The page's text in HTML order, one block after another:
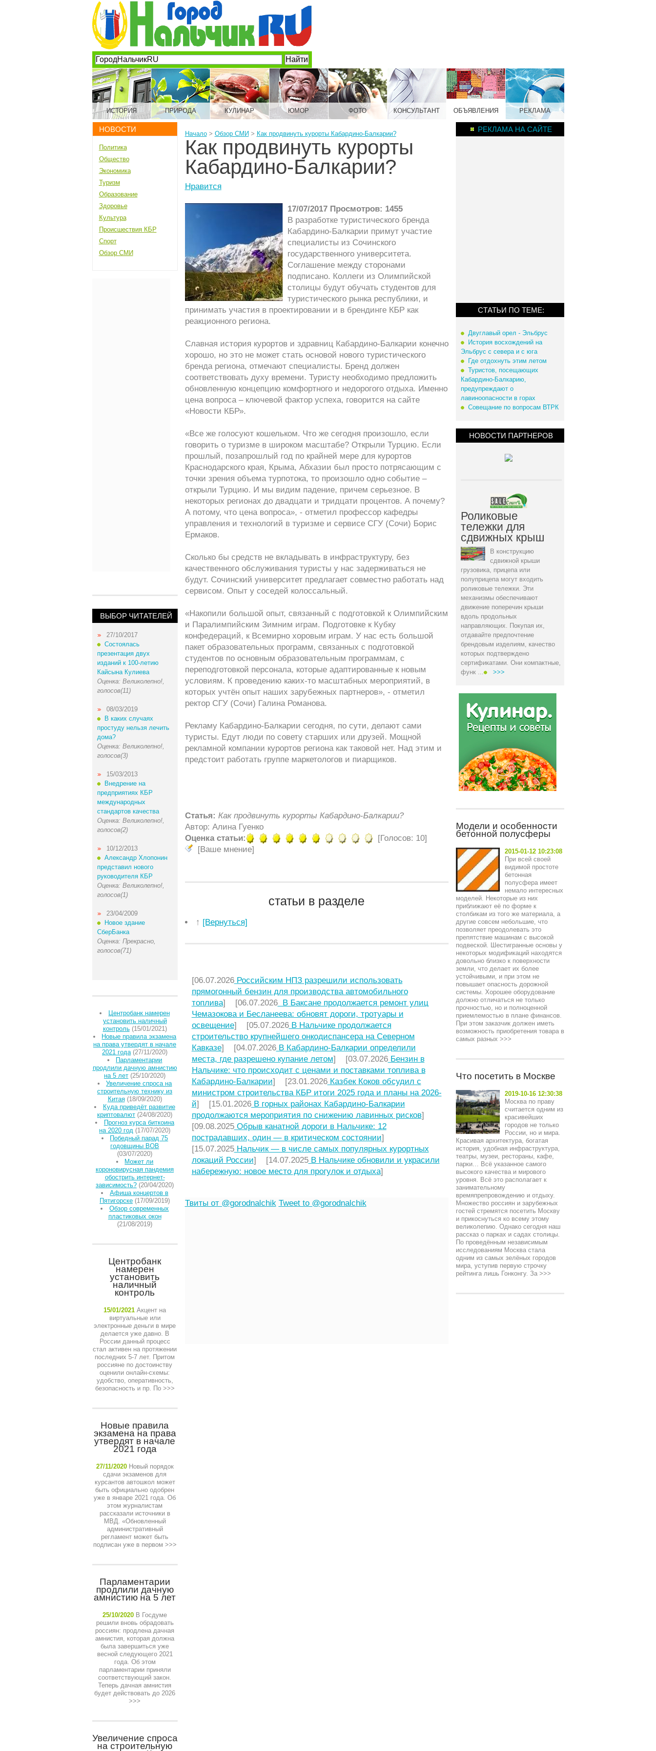
ИСТОРИЯ ПРИРОДА КУЛИНАР ЮМОР ФОТО КОНСУЛЬТАНТ ОБЪЯВЛЕНИЯ РЕКЛАМА
НОВОСТИ
Политика
Общество
Экономика
Туризм
Образование
Здоровье
Культура
Происшествия КБР
Спорт
Обзор СМИ
ВЫБОР ЧИТАТЕЛЕЙ
27/10/2017
Состоялась
презентация двух
изданий к 100-летию
Кайсына Кулиева
Оценка: Великолепно!,
голосов(11)
08/03/2019
В каких случаях
простуду нельзя лечить
дома?
Оценка: Великолепно!,
голосов(3)
15/03/2013
Внедрение на
предприятиях КБР
международных
стандартов качества
Оценка: Великолепно!,
голосов(2)
10/12/2013
Александр Хлопонин
представил нового
руководителя КБР
Оценка: Великолепно!,
голосов(1)
23/04/2009
Новое здание
СберБанка
Оценка: Прекрасно,
голосов(71)
Центробанк намерен
установить наличный
контроль(15/01/2021)
Новые правила экзамена
на права утвердят в начале
2021 года(27/11/2020)
Парламентарии
продлили дачную амнистию
на 5 лет (25/10/2020)
Увеличение спроса на
строительную технику из
Китая(18/09/2020)
Куда приведёт развитие
криптовалют (24/08/2020)
Прогноз курса биткоина
на 2020 год (17/07/2020)
Победный парад 75
годовщины ВОВ
(03/07/2020)
Может ли
короновирусная пандемия
обострить интернет-
зависимость? (20/04/2020)
Афиша концертов в
Пятигорске (17/09/2019)
Обзор современных
пластиковых окон
(21/08/2019)
Центробанк
намерен
установить
наличный
контроль
15/01/2021 Акцент на
виртуальные или
электронные деньги в мире
делается уже давно. В
России данный процесс
стал активен на протяжении
последних 5-7 лет. Притом
россияне по достоинству
оценили онлайн-схемы:
удобство, оперативность,
безопасность и пр. По>>>
Новые правила
экзамена на права
утвердят в начале
2021 года
27/11/2020 Новый порядок
сдачи экзаменов для
курсантов автошкол может
быть официально одобрен
уже в январе 2021 года. Об
этом журналистам
рассказали источники в
МВД. «Обновленный
административный
регламент может быть
подписан уже в первом >>>
Парламентарии
продлили дачную
амнистию на 5 лет
25/10/2020 В Госдуме
решили вновь обрадовать
россиян: продлена дачная
амнистия, которая должна
была завершиться уже
весной следующего 2021
года. Об этом
парламентарии приняли
соответствующий закон.
Теперь дачная амнистия
будет действовать до 2026
>>>
Увеличение спроса
на строительную
Начало> Обзор СМИ > Как продвинуть курорты Кабардино-Балкарии?
Как продвинуть курорты
Кабардино-Балкарии?
Нравится
17/07/2017 Просмотров: 1455
В разработке туристического бренда
Кабардино-Балкарии примут участие
специалисты из Сочинского
государственного университета.
Соглашение между сторонами
подписано. Коллеги из Олимпийской
столицы будут обучать студентов для
туристического рынка республики, и
принимать участия в проектировании и в брендинге КБР как
реакционного региона.
Славная история курортов и здравниц Кабардино-Балкарии конечно
хорошо, но это не может стать основой нового туристического
бренда региона, отмечают специалисты. Бренд должен
соответствовать духу времени. Туристу необходимо предложить
обновленную концепцию комфортного и недорогого отдыха. Именно
цена вопроса – ключевой фактор успеха, говорится на сайте
«Новости КБР».
«Все же голосуют кошельком. Что же сегодня произошло, если
говорить о туризме в широком масштабе? Открыли Турцию. Если
прошлый, позапрошлый год по крайней мере для курортов
Краснодарского края, Крыма, Абхазии был просто потрясающим с
точки зрения объема турпотока, то произошло одно событие –
открыли Турцию. И мы видим падение, причем серьезное. В
некоторых регионах до двадцати и тридцати процентов. А почему?
А потому, что цена вопроса», - отметил профессор кафедры
управления и технологий в туризме и сервисе СГУ (Сочи) Борис
Ермаков.
Сколько бы средств не вкладывать в инфраструктуру, без
качественного обслуживания туристы у нас задерживаться не
будут. Сочинский университет предлагает совместно работать над
сервисом. Опыт у соседей колоссальный.
«Накопили большой опыт, связанный с подготовкой к Олимпийским
и Паралимпийским Зимним играм. Подготовке к Кубку
конфедераций, к Всемирно хоровым играм. У нас есть большой
пакет образовательных программ, связанных с подготовкой
студентов по основным образовательным программам, с
переподготовкой персонала, которые адаптированные к новым
условиям. К проведению каких-то масштабных мероприятий, в
которых учтён опыт наших зарубежных партнеров», - отметил
ректор СГУ (Сочи) Галина Романова.
Рекламу Кабардино-Балкарии сегодня, по сути, делают сами
туристы. Едут люди по совету старших или друзей. Мощной
рекламной компании курортов региона как таковой нет. Над этим и
предстоит работать группе маркетологов и пиарщиков.
Статья: Как продвинуть курорты Кабардино-Балкарии?
Автор: Алина Гуенко
Оценка статьи:
[Голосов: 10]
[Ваше мнение]
статьи в разделе
↑ [Вернуться]
[06.07.2026Российским НПЗ разрешили использовать
прямогонный бензин для производства автомобильного
топлива] [06.07.2026В Баксане продолжается ремонт улиц
Чемазокова и Бесланеева: обновят дороги, тротуары и
освещение] [05.07.2026В Нальчике продолжается
строительство крупнейшего онкодиспансера на Северном
Кавказе] [04.07.2026В Кабардино-Балкарии определили
места, где разрешено купание летом] [03.07.2026Бензин в
Нальчике: что происходит с ценами и поставками топлива в
Кабардино-Балкарии] [23.01.2026Казбек Коков обсудил с
министром строительства КБР итоги 2025 года и планы на 2026-
й] [15.01.2026В горных районах Кабардино-Балкарии
продолжаются мероприятия по снижению лавинных рисков]
[09.08.2025Обрыв канатной дороги в Нальчике: 12
пострадавших, один — в критическом состоянии]
[15.07.2025Нальчик — в числе самых популярных курортных
локаций России] [14.07.2025В Нальчике обновили и украсили
набережную: новое место для прогулок и отдыха]
Твиты от @gorodnalchik Tweet to @gorodnalchik
РЕКЛАМА НА САЙТЕ
СТАТЬИ ПО ТЕМЕ:
Двуглавый орел - Эльбрус
История восхождений на
Эльбрус с севера и с юга
Где отдохнуть этим летом
Туристов, посещающих
Кабардино-Балкарию,
предупреждают о
лавиноопасности в горах
Совещание по вопросам ВТРК
НОВОСТИ ПАРТНЕРОВ
Роликовые
тележки для
сдвижных крыш
В конструкцию
сдвижной крыши
грузовика, прицепа или
полуприцепа могут входить
роликовые тележки. Эти
механизмы обеспечивают
движение поперечин крыши
вдоль продольных
направляющих. Покупая их,
отдавайте предпочтение
брендовым изделиям, качество
которых подтверждено
сертификатами. Они компактные,
функ ...
>>>
Модели и особенности
бетонной полусферы
2015-01-12 10:23:08
При всей своей
видимой простоте
бетонная
полусфера имеет
немало интересных
моделей. Некоторые из них
приближают её по форме к
столбикам из того же материала, а
другие совсем небольшие, что
позволяет преодолевать это
препятствие машинам с высокой
подвеской. Шестигранные основы у
некоторых модификаций находятся
довольно близко к поверхности
земли, что делает их более
устойчивыми, и при этом не
повышает опасность дорожной
системы. Хорошее оборудование
должно отличаться не только
прочностью, но и полноценной
приемлемостью в плане финансов.
При этом заказчик должен иметь
возможность приобретения товара в
самых разных >>>
Что посетить в Москве
2019-10-16 12:30:38
Москва по праву
считается одним из
красивейших
городов не только
России, но и мира.
Красивая архитектура, богатая
история, удобная инфраструктура,
театры, музеи, рестораны, кафе,
парки… Всё указанное самого
высокого качества и мирового
уровня. Всё это располагает к
занимательному
времяпрепровождению и отдыху.
Множество россиян и зарубежных
гостей стремятся посетить Москву
и прикоснуться ко всему этому
великолепию. Однако сегодня наш
рассказ о парках и садах столицы.
По проведённым независимым
исследованиям Москва стала
одним из самых зелёных городов
мира, уступив первую строчку
рейтинга лишь Гонконгу. За>>>